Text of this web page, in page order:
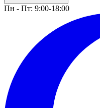
Пн - Пт: 9:00-18:00